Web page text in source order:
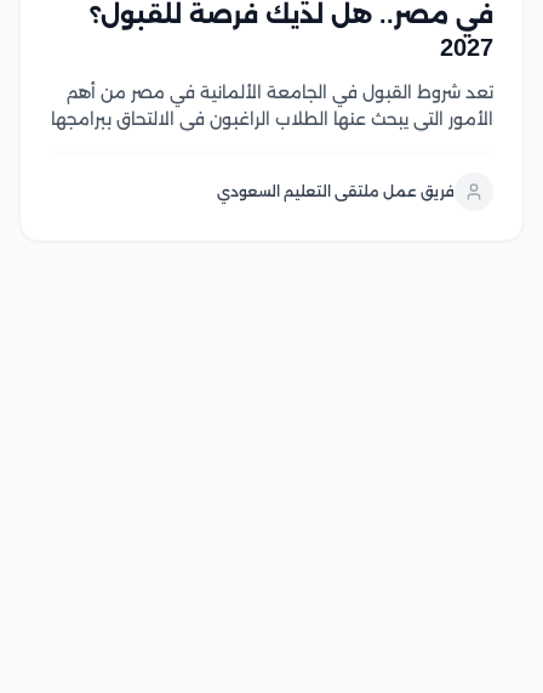
في مصر.. هل لديك فرصة للقبول؟
2027
تعد شروط القبول في الجامعة الألمانية في مصر من أهم
الأمور التي يبحث عنها الطلاب الراغبون في الالتحاق ببرامجها
المطلوبة، واستيفاء معايير القبول، وتقديم المستندات
فريق عمل ملتقى التعليم السعودي